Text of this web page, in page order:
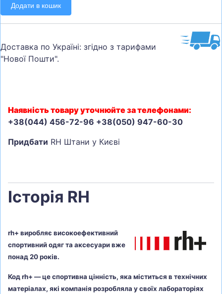
Додати в кошик
Доставка по Україні: згідно з тарифами
"Нової Пошти".
Наявність товару уточнюйте за телефонами:
+38(044) 456-72-96 +38(050) 947-60-30
Придбати RH Штани у Києві
Історія RH
rh+ виробляє високоефективний
спортивний одяг та аксесуари вже
понад 20 років.
Код rh+ — це спортивна цінність, яка міститься в технічних
матеріалах, які компанія розробляла у своїх лабораторіях